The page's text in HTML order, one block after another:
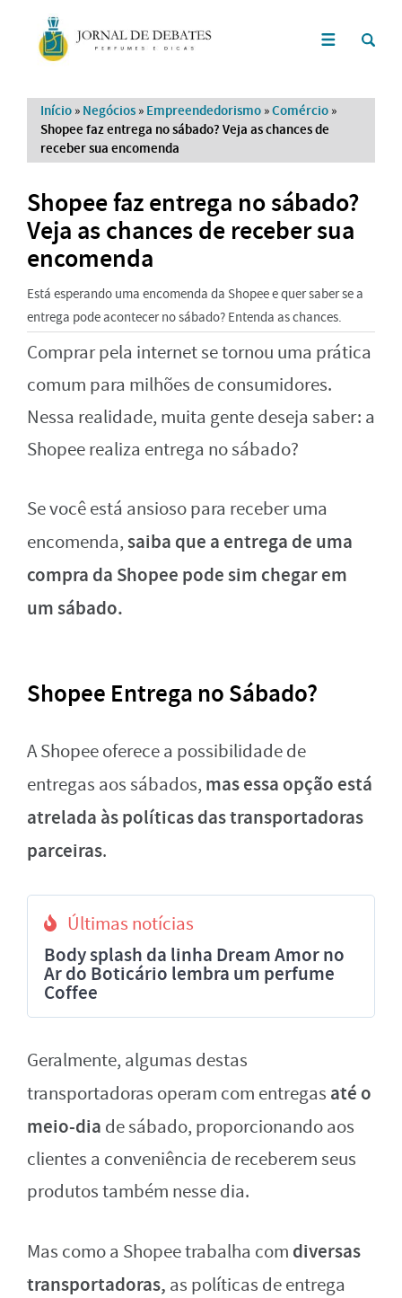
Início » Negócios » Empreendedorismo »Comércio »
Shopee faz entrega no sábado? Veja as chances de
receber sua encomenda
Shopee faz entrega no sábado?
Veja as chances de receber sua
encomenda
Está esperando uma encomenda da Shopee e quer saber se a
entrega pode acontecer no sábado? Entenda as chances.
Comprar pela internet se tornou uma prática
comum para milhões de consumidores.
Nessa realidade, muita gente deseja saber: a
Shopee realiza entrega no sábado?
Se você está ansioso para receber uma
encomenda,saiba que a entrega de uma
compra da Shopee pode sim chegar em
um sábado.
Shopee Entrega no Sábado?
A Shopee oferece a possibilidade de
entregas aos sábados, mas essa opção está
atrelada às políticas das transportadoras
parceiras.
Últimas notícias
Body splash da linha Dream Amor no
Ar do Boticário lembra um perfume
Coffee
Geralmente, algumas destas
transportadoras operam com entregas até o
meio-dia de sábado, proporcionando aos
clientes a conveniência de receberem seus
produtos também nesse dia.
Mas como a Shopee trabalha com diversas
transportadoras, as políticas de entrega